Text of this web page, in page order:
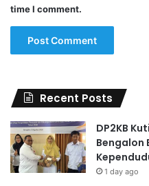
time I comment.
Recent Posts
DP2KB
Bengalon
1 day ago